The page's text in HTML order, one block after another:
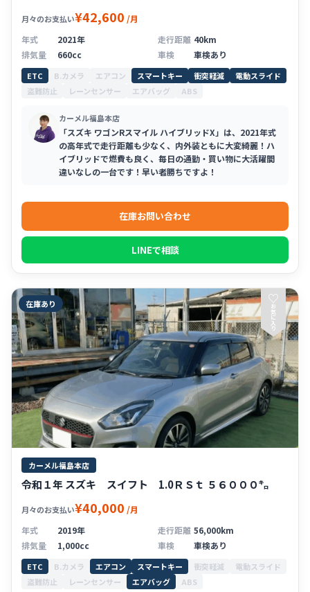
月々のお支払い¥42,600 /月
年式
2021年 走行距離 40km
排気量
660cc 車検 車検あり
ETC B.カメラ エアコン スマートキー 衝突軽減
電動スライド
盗難防止
レーンセンサー エアバッグ ABS
カーメル福島本店
「スズキ ワゴンRスマイル ハイブリッドX」は、2021年式
の高年式で走行距離も少なく、内外装ともに大変綺麗！ハ
イブリッドで燃費も良く、毎日の通勤・買い物に大活躍間
違いなしの一台です！早い者勝ちですよ！
在庫お問い合わせ
LINEで相談
在庫あり ♡
お
気
に
入
り
カーメル福島本店
令和１年 スズキ スイフト 1.0ＲＳｔ ５６０００㌔
月々のお支払い¥40,000 /月
年式
2019年 走行距離 56,000km
排気量
1,000cc 車検 車検あり
ETC B.カメラ エアコン スマートキー 衝突軽減
電動スライド
盗難防止
レーンセンサー エアバッグ ABS